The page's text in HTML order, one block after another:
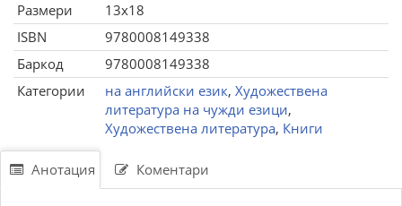
Размери
13x18
ISBN
9780008149338
Баркод
9780008149338
Категории
на английски език, Художествена
литература на чужди езици,
Художествена литература, Книги
Анотация Коментари